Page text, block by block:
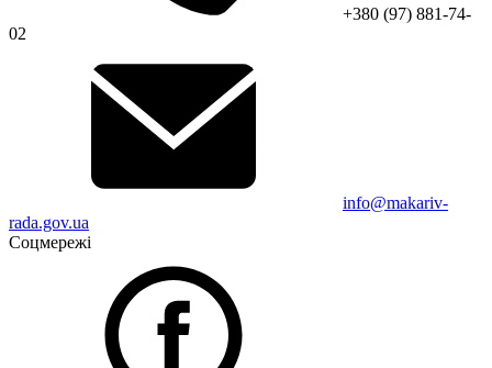
+380 (97) 881-74-
02
info@makariv-
rada.gov.ua
Соцмережі